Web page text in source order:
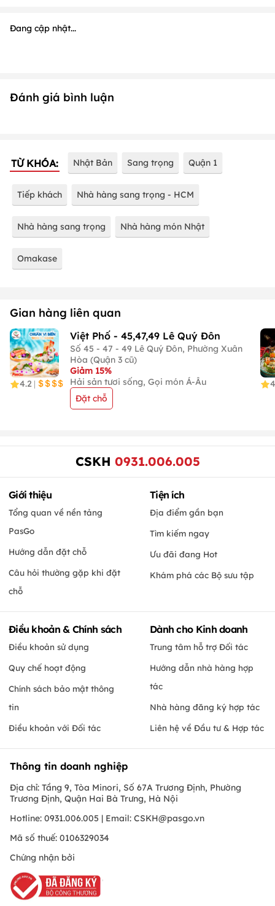
Đang cập nhật...
Đánh giá bình luận
TỪ KHÓA: Nhật Bản Sang trọng Quận 1
Tiếp khách Nhà hàng sang trọng - HCM
Nhà hàng sang trọng Nhà hàng món Nhật
Omakase
Gian hàng liên quan
4.2 |
Việt Phố - 45,47,49 Lê Quý Đôn
Số 45 - 47 - 49 Lê Quý Đôn, Phường Xuân
Hòa (Quận 3 cũ)
Giảm 15%
Hải sản tươi sống, Gọi món Á-Âu
Đặt chỗ
CSKH 0931.006.005
Giới thiệu
Tổng quan về nền tảng
PasGo
Hướng dẫn đặt chỗ
Câu hỏi thường gặp khi đặt
chỗ
Tiện ích
Địa điểm gần bạn
Tìm kiếm ngay
Ưu đãi đang Hot
Khám phá các Bộ sưu tập
Điều khoản & Chính sách
Điều khoản sử dụng
Quy chế hoạt động
Chính sách bảo mật thông
tin
Điều khoản với Đối tác
Dành cho Kinh doanh
Trung tâm hỗ trợ Đối tác
Hướng dẫn nhà hàng hợp
tác
Nhà hàng đăng ký hợp tác
Liên hệ về Đầu tư & Hợp tác
Thông tin doanh nghiệp
Địa chỉ: Tầng 9, Tòa Minori, Số 67A Trương Định, Phường
Trương Định, Quận Hai Bà Trưng, Hà Nội
Hotline: 0931.006.005 | Email: CSKH@pasgo.vn
Mã số thuế: 0106329034
Chứng nhận bởi